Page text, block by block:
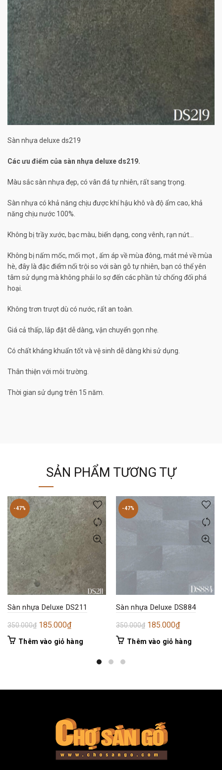
Sàn nhựa deluxe ds219
Các ưu điểm của sàn nhựa deluxe ds219.
Màu sắc sàn nhựa đẹp, có vân đá tự nhiên, rất sang trọng.
Sàn nhựa có khả năng chịu được khí hậu khô và độ ẩm cao, khả
năng chịu nước 100%.
Không bị trầy xước, bạc màu, biến dạng, cong vênh, rạn nứt…
Không bị nấm mốc, mối mọt , ấm áp về mùa đông, mát mẻ về mùa
hè, đây là đặc điểm nổi trội so với sàn gỗ tự nhiên, bạn có thể yên
tâm sử dụng mà không phải lo sợ đến các phần tử chống đối phá
hoại.
Không trơn trượt dù có nước, rất an toàn.
Giá cả thấp, lắp đặt dễ dàng, vận chuyển gọn nhẹ.
Có chất kháng khuẩn tốt và vệ sinh dễ dàng khi sử dụng.
Thân thiện với môi trường.
Thời gian sử dụng trên 15 năm.
SẢN PHẨM TƯƠNG TỰ
-47%
Sàn nhựa Deluxe DS211
350.000₫ Giá
gốc
185.000₫Giá
hiện
Thêm vào giỏ hàng
-47%
Sàn nhựa Deluxe DS884
350.000₫ Giá
gốc
185.000₫Giá
hiện
Thêm vào giỏ hàng